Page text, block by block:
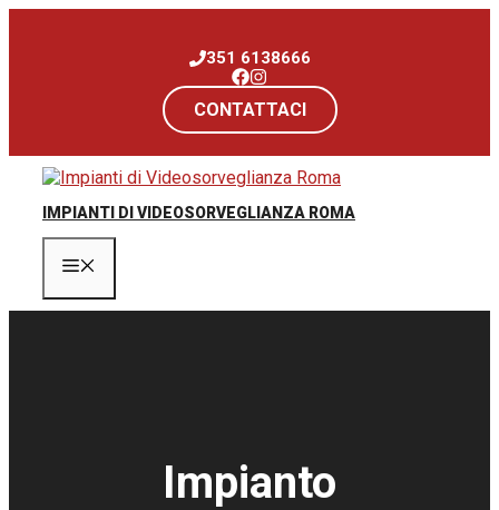
351 6138666
CONTATTACI
IMPIANTI DI VIDEOSORVEGLIANZA ROMA
Impianto